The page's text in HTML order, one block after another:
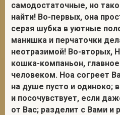
самодостаточные, но
найти! Во-первых, она
серая шубка в уютные
манишка и перчаточки
неотразимой! Во-вторых,
кошка-компаньон,
человеком. Ноа согреет
на душе пусто и одиноко;
и посочувствует, если
от Вас; разделит с Вами и